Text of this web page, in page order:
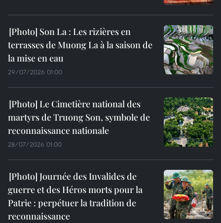
Son La : Les rizières en
terrasses de Muong La à la saison de
la mise en eau
29/07/2026 01:00
Le Cimetière national des
martyrs de Truong Son, symbole de
reconnaissance nationale
28/07/2026 01:00
Journée des Invalides de
guerre et des Héros morts pour la
Patrie : perpétuer la tradition de
reconnaissance